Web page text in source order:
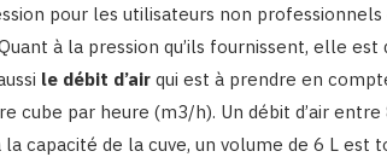
pour les utilisateurs non
à la pression qu’ils fournissent, elle est
le débit d’airqui est à prendre en
cube par heure (m3/h). Un débit d’air
capacité de la cuve, un volume de 6 L est